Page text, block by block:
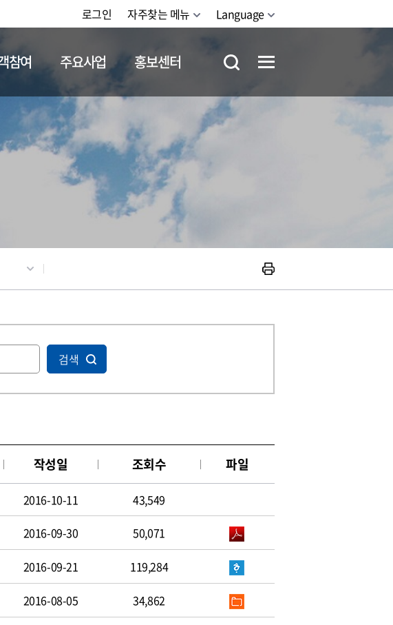
로그인 자주찾는 메뉴 Language
채용정보
참여 주요사업 홍보센터
검색
작성일 조회수 파일
2016-10-11
43,549
2016-09-30 50,071
2016-09-21 119,284
2016-08-05 34,862